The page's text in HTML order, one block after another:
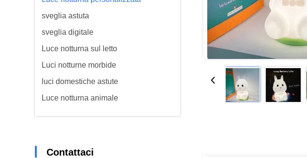
sveglia astuta
sveglia digitale
Luce notturna sul letto
Luci notturne morbide
luci domestiche astute
Luce notturna animale
Contattaci